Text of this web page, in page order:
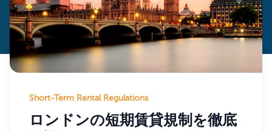
Short-Term Rental Regulations
ロンドンの短期賃貸規制を徹底